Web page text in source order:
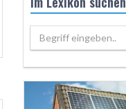
Begriff eingeben..